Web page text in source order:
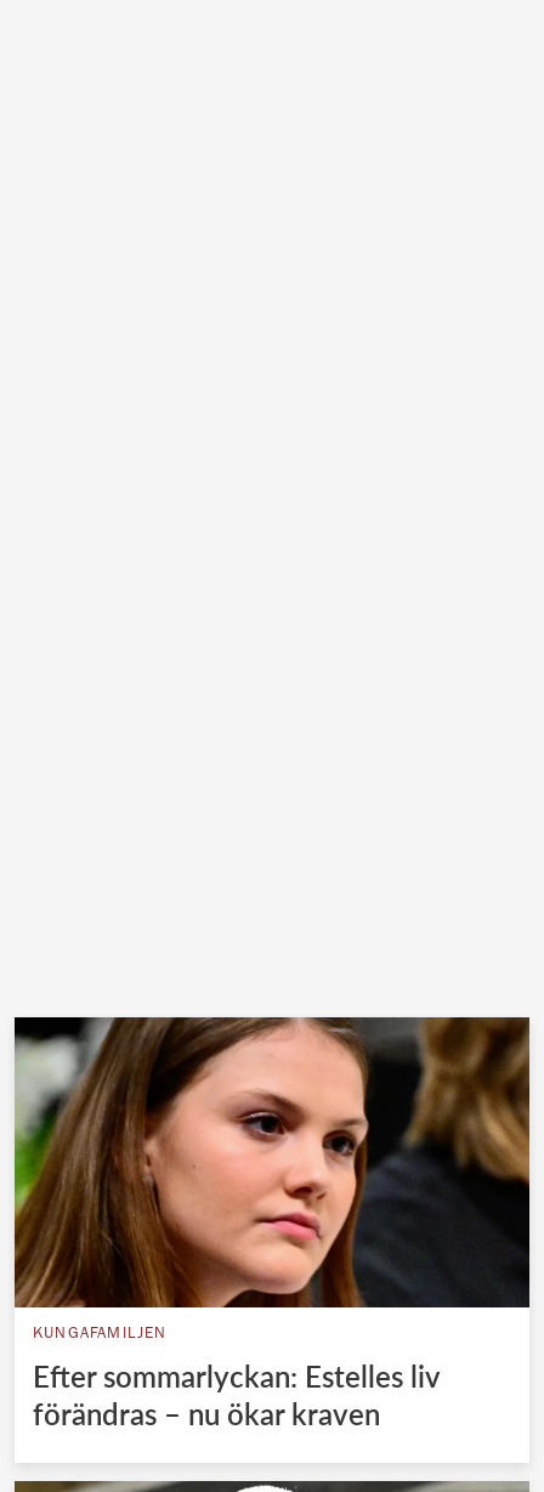
KUNGAFAMILJEN
Efter sommarlyckan: Estelles liv
förändras – nu ökar kraven